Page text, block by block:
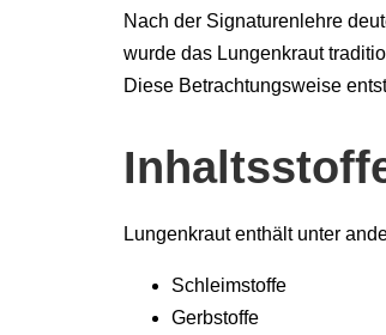
Nach der Signaturenlehre
wurde das Lungenkraut
Diese Betrachtungsweise
Lungenkraut enthält unter
Schleimstoffe
Gerbstoffe